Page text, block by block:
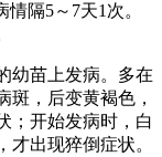
隔5～7天1次。
苗上发病。多在
斑，后变黄褐色，
；开始发病时，白
才出现猝倒症状。